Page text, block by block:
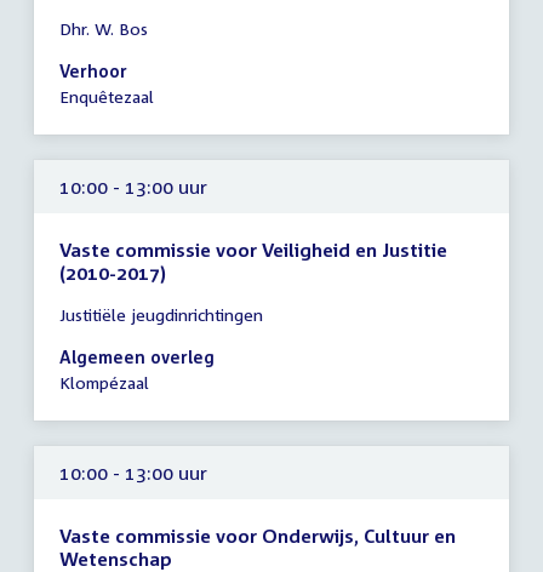
vergadering
09:30
-
uur
Dhr. W. Bos
Verhoor
Enquêtezaal
10:00 - 13:00 uur
Vaste commissie voor Veiligheid en Justitie
(2010-2017)
vergadering
10:00
-
uur
Justitiële jeugdinrichtingen
Algemeen overleg
Klompézaal
10:00 - 13:00 uur
Vaste commissie voor Onderwijs, Cultuur en
Wetenschap